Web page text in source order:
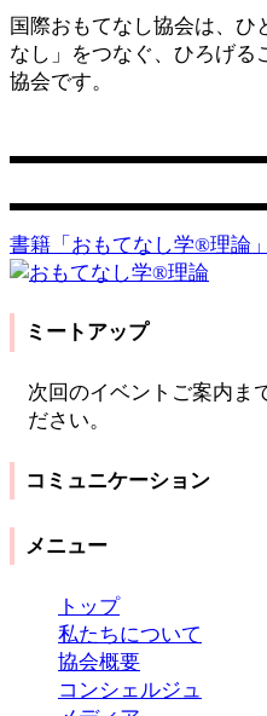
国際おもてなし協会は、ひ
なし」をつなぐ、ひろげる
協会です。
書籍「おもてなし学®️理論
ミートアップ
次回のイベントご案内ま
ださい。
コミュニケーション
メニュー
トップ
私たちについて
協会概要
コンシェルジュ